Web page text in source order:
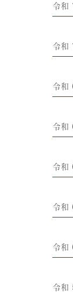
令和
令和
令和
令和
令和
令和
令和
令和